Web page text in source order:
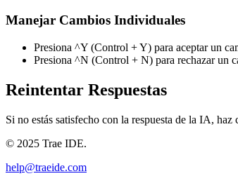
Manejar Cambios Individuales
Presiona ^Y (Control + Y) para aceptar un
Presiona ^N (Control + N) para rechazar un
Reintentar Respuestas
Si no estás satisfecho con la respuesta de la IA,
© 2025 Trae IDE.
help@traeide.com